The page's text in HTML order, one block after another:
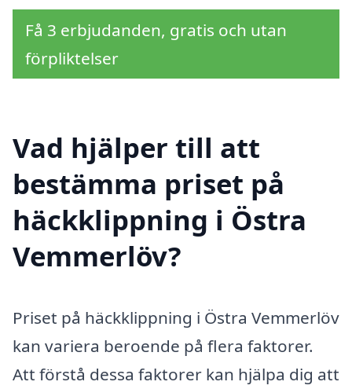
Få 3 erbjudanden, gratis och utan
förpliktelser
Vad hjälper till att
bestämma priset på
häckklippning i Östra
Vemmerlöv?
Priset på häckklippning i Östra Vemmerlöv
kan variera beroende på flera faktorer.
Att förstå dessa faktorer kan hjälpa dig att